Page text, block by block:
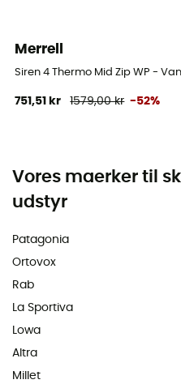
Merrell
Siren 4 Thermo Mid Zip WP -
751,51 kr 1579,00 kr -52%
Vores maerker til
udstyr
Patagonia
Ortovox
Rab
La Sportiva
Lowa
Altra
Millet